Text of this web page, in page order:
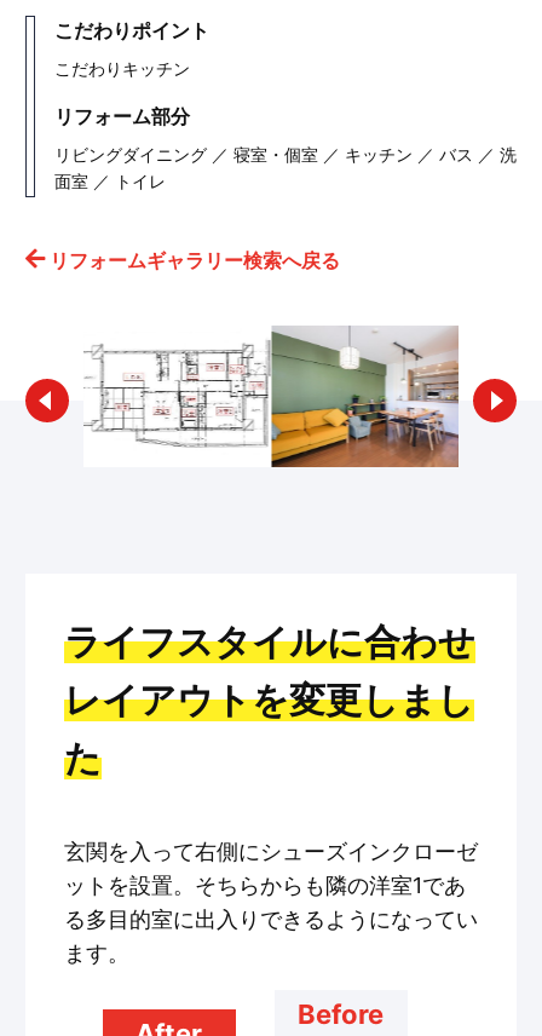
こだわりポイント
こだわりキッチン
リフォーム部分
リビングダイニング ／ 寝室・個室 ／ キッチン ／ バス ／ 洗
面室 ／ トイレ
リフォームギャラリー検索へ戻る
ライフスタイルに合わせ
レイアウトを変更しまし
た
玄関を入って右側にシューズインクローゼ
ットを設置。そちらからも隣の洋室1であ
る多目的室に出入りできるようになってい
ます。
Before